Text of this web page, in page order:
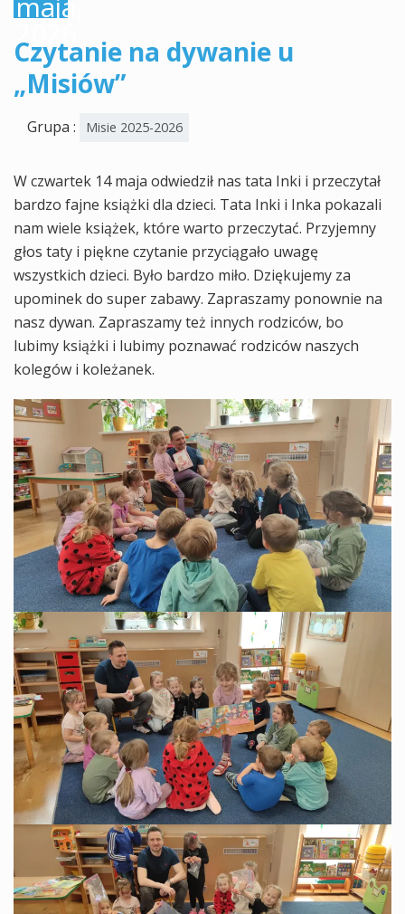
2026
Czytanie na dywanie u
„Misiów”
Grupa : Misie 2025-2026
W czwartek 14 maja odwiedził nas tata Inki i przeczytał
bardzo fajne książki dla dzieci. Tata Inki i Inka pokazali
nam wiele książek, które warto przeczytać. Przyjemny
głos taty i piękne czytanie przyciągało uwagę
wszystkich dzieci. Było bardzo miło. Dziękujemy za
upominek do super zabawy. Zapraszamy ponownie na
nasz dywan. Zapraszamy też innych rodziców, bo
lubimy książki i lubimy poznawać rodziców naszych
kolegów i koleżanek.